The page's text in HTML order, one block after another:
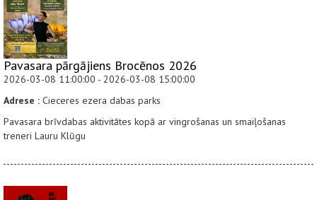
Pavasara pārgājiens Brocēnos 2026
2026-03-08 11:00:00 - 2026-03-08 15:00:00
Adrese : Cieceres ezera dabas parks
Pavasara brīvdabas aktivitātes kopā ar vingrošanas un smaiļošanas
treneri Lauru Klūgu